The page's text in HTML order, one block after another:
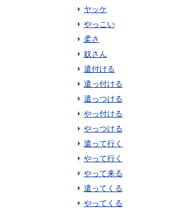
ヤッケ
やっこい
柔さ
奴さん
遣付ける
遣っ付ける
遣っつける
やっ付ける
やっつける
遣って行く
やって行く
やって来る
遣ってくる
やってくる